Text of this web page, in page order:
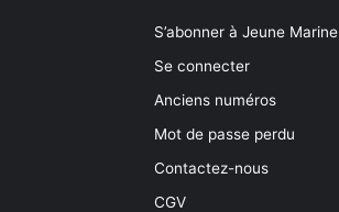
S’abonner à Jeune Marine
Se connecter
Anciens numéros
Mot de passe perdu
Contactez-nous
CGV